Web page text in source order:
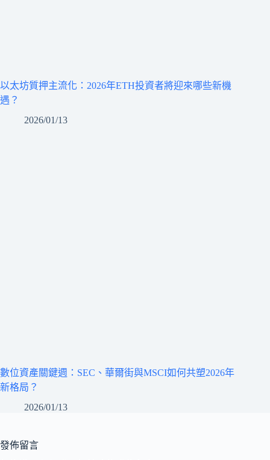
以太坊質押主流化：2026年ETH投資者將迎來哪些新機
遇？
2026/01/13
數位資產關鍵週：SEC、華爾街與MSCI如何共塑2026年
新格局？
2026/01/13
發佈留言